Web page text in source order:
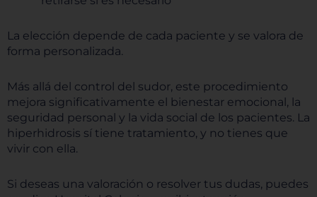
La elección depende de cada paciente y se valora de
forma personalizada.
Más allá del control del sudor, este procedimiento
mejora significativamente el bienestar emocional, la
seguridad personal y la vida social de los pacientes. La
hiperhidrosis sí tiene tratamiento, y no tienes que
vivir con ella.
Si deseas una valoración o resolver tus dudas, puedes
más y cambiar nuestras configuraciones
algunos tipos de cookies puede afectar su
experiencia en el sitio y los servicios que podemos
Permitir todas